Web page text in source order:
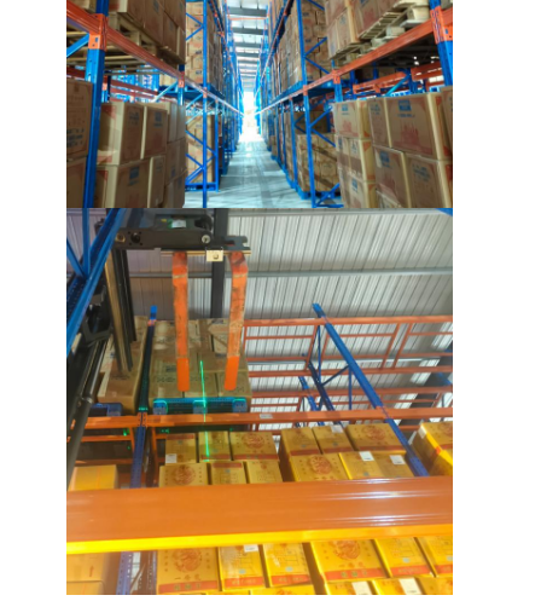
boîte à palette en métal
Cages en treillis métalliques